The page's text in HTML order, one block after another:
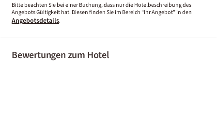
Bitte beachten Sie bei einer Buchung, dass nur die Hotelbeschreibung des
Angebots Gültigkeit hat. Diesen finden Sie im Bereich “Ihr Angebot” in den
Angebotsdetails.
Bewertungen zum Hotel